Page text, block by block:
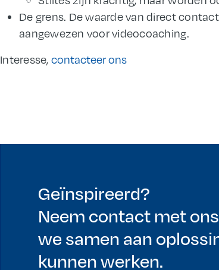
De grens. De waarde van direct
aangewezen voor videocoaching.
Interesse, contacteer ons
Geïnspireerd?
Neem contact met
we samen aan
kunnen werken.